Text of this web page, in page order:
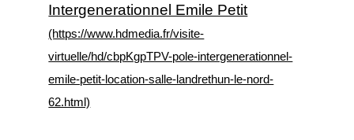
Intergenerationnel Emile Petit
(https://www.hdmedia.fr/visite-
virtuelle/hd/cbpKgpTPV-pole-intergenerationnel-
emile-petit-location-salle-landrethun-le-nord-
62.html)